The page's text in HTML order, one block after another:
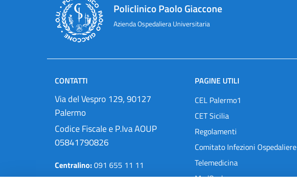
Policlinico Paolo Giaccone
Azienda Ospedaliera Universitaria
CONTATTI
Via del Vespro 129, 90127
Palermo
Codice Fiscale e P.Iva AOUP
05841790826
Centralino:091 655 11 11
Pec:protocollo@cert.policlinico.pa.it
PAGINE UTILI
CEL Palermo1
CET Sicilia
Regolamenti
Comitato Infezioni Ospedaliere
Telemedicina
MedOral